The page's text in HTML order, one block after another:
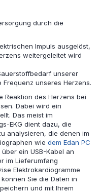
durch die
Impuls ausgelöst,
weitergeleitet wird
unserer
unseres Herzens.
Reaktion des Herzens bei
Dabei wird ein
Das meist im
EKG dient dazu, die
analysieren, die denen im
wie dem Edan PC
über ein USB-Kabel an
im Lieferumfang
Elektrokardiogramme
Sie die Daten in
und mit Ihrem